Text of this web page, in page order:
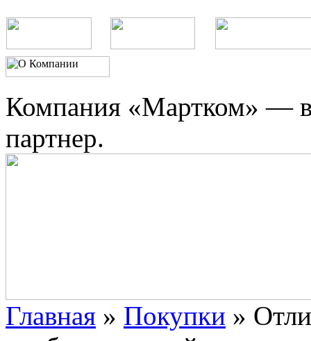
Компания «Мартком» —
партнер.
Главная » Покупки »